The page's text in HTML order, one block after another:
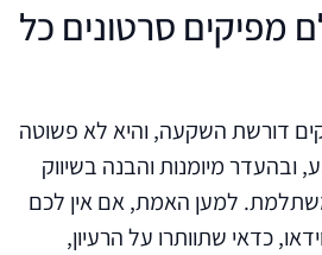
מפיקים סרטונים כל
דורשת השקעה, והיא לא פשוטה
ובהעדר מיומנות והבנה בשיווק
למען האמת, אם אין לכם
כדאי שתוותרו על הרעיון,